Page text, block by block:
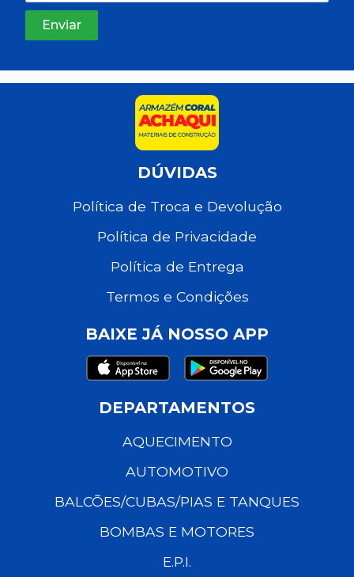
DÚVIDAS
Política de Troca e Devolução
Política de Privacidade
Política de Entrega
Termos e Condições
BAIXE JÁ NOSSO APP
DEPARTAMENTOS
AQUECIMENTO
AUTOMOTIVO
BALCÕES/CUBAS/PIAS E TANQUES
BOMBAS E MOTORES
E.P.I.